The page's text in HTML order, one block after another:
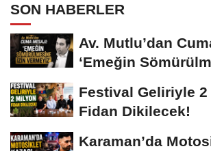
SON HABERLER
Av. Mutlu’dan
‘Emeğin
Festival Geliriyle
Fidan Dikilecek!
Karaman’da